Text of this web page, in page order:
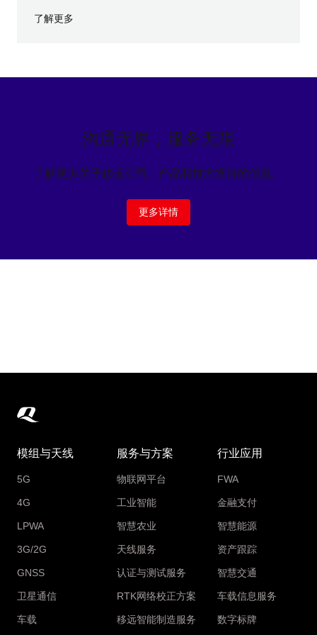
了解更多
沟通无界，服务无限
了解更多关于移远公司、产品和技术支持的信息。
更多详情
模组与天线
5G
4G
LPWA
3G/2G
GNSS
卫星通信
车载
服务与方案
物联网平台
工业智能
智慧农业
天线服务
认证与测试服务
RTK网络校正方案
移远智能制造服务
行业应用
FWA
金融支付
智慧能源
资产跟踪
智慧交通
车载信息服务
数字标牌